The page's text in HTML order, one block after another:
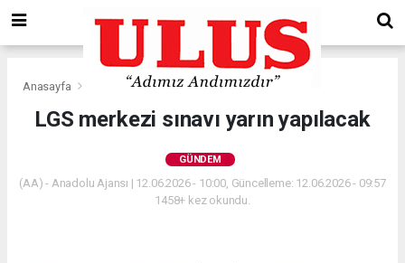
Anasayfa Gündem
LGS merkezi sınavı yarın yapılacak
GÜNDEM
(AA) - Anadolu Ajansı | 12.06.2026 - 10:00, Güncelleme: 12.06.2026 - 09:57
1458+ kez okundu.